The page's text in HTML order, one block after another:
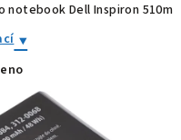
notebook Dell Inspiron 510m